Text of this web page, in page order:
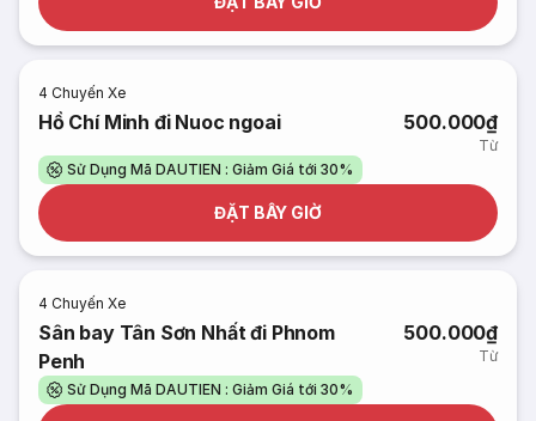
4 Chuyến Xe
Hồ Chí Minh đi Nuoc ngoai 500.000₫
Từ
Sử Dụng Mã DAUTIEN : Giảm Giá tới 30%
ĐẶT BÂY GIỜ
4 Chuyến Xe
Sân bay Tân Sơn Nhất đi Phnom
Penh
500.000₫
Từ
Sử Dụng Mã DAUTIEN : Giảm Giá tới 30%